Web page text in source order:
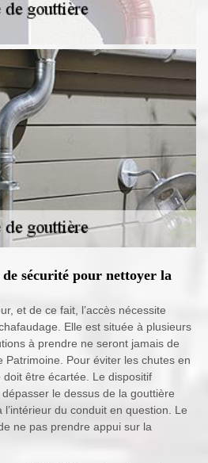
de sécurité pour nettoyer la
et de ce fait, l’accès nécessite
Elle est située à plusieurs
à prendre ne seront jamais de
Patrimoine. Pour éviter les chutes en
doit être écartée. Le dispositif
le dessus de la gouttière
du conduit en question. Le
ne pas prendre appui sur la